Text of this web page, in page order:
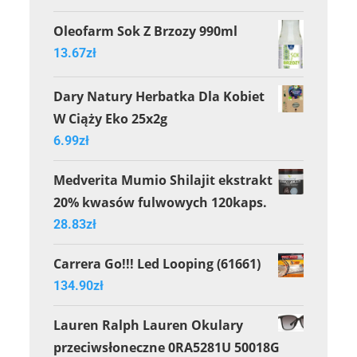
Oleofarm Sok Z Brzozy 990ml
13.67zł
Dary Natury Herbatka Dla Kobiet
W Ciąży Eko 25x2g
6.99zł
Medverita Mumio Shilajit ekstrakt
20% kwasów fulwowych 120kaps.
28.83zł
Carrera Go!!! Led Looping (61661)
134.90zł
Lauren Ralph Lauren Okulary
przeciwsłoneczne 0RA5281U 50018G